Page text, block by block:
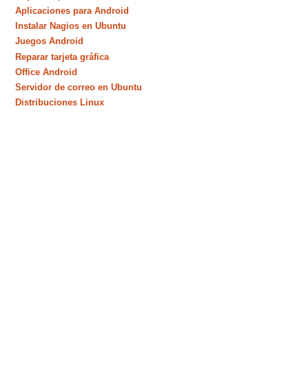
Aplicaciones para Android
Instalar Nagios en Ubuntu
Juegos Android
Reparar tarjeta gráfica
Office Android
Servidor de correo en Ubuntu
Distribuciones Linux